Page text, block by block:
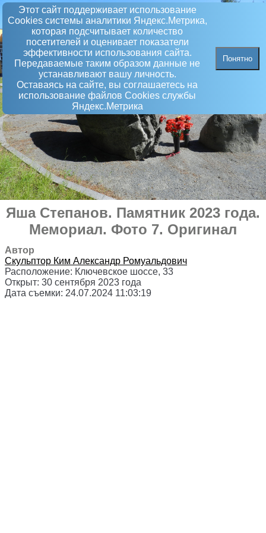
Этот сайт поддерживает использование
Сookies системы аналитики Яндекс.Метрика,
которая подсчитывает количество
посетителей и оценивает показатели
эффективности использования сайта.
Передаваемые таким образом данные не
устанавливают вашу личность.
Оставаясь на сайте, вы соглашаетесь на
использование файлов Сookies службы
Яндекс.Метрика
Понятно
Яша Степанов. Памятник 2023 года.
Мемориал. Фото 7. Оригинал
Автор
Скульптор Ким Александр Ромуальдович
Расположение: Ключевское шоссе, 33
Открыт: 30 сентября 2023 года
Дата съемки: 24.07.2024 11:03:19